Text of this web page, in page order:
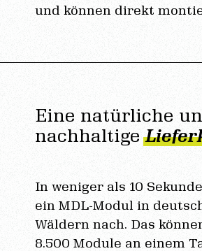
und können direkt
Eine natürliche
nachhaltige
In weniger als 10
ein MDL-Modul in
Wäldern nach. Das
8.500 Module an einem